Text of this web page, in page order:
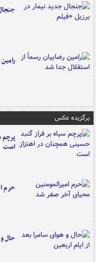
برگزیده عکس
پرچم
است
حرم
حال و